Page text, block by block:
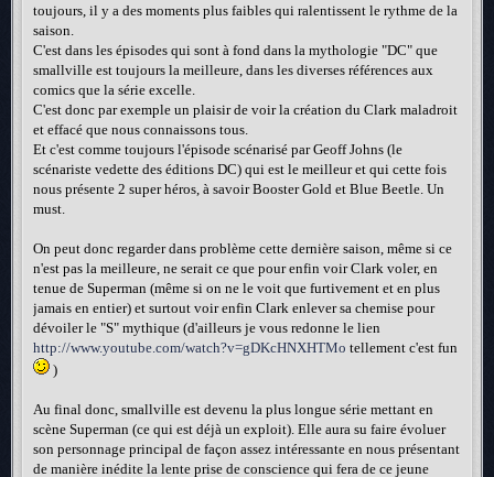
toujours, il y a des moments plus faibles qui ralentissent le rythme de la
saison.
C'est dans les épisodes qui sont à fond dans la mythologie "DC" que
smallville est toujours la meilleure, dans les diverses références aux
comics que la série excelle.
C'est donc par exemple un plaisir de voir la création du Clark maladroit
et effacé que nous connaissons tous.
Et c'est comme toujours l'épisode scénarisé par Geoff Johns (le
scénariste vedette des éditions DC) qui est le meilleur et qui cette fois
nous présente 2 super héros, à savoir Booster Gold et Blue Beetle. Un
must.
On peut donc regarder dans problème cette dernière saison, même si ce
n'est pas la meilleure, ne serait ce que pour enfin voir Clark voler, en
tenue de Superman (même si on ne le voit que furtivement et en plus
jamais en entier) et surtout voir enfin Clark enlever sa chemise pour
dévoiler le "S" mythique (d'ailleurs je vous redonne le lien
http://www.youtube.com/watch?v=gDKcHNXHTMo tellement c'est fun
)
Au final donc, smallville est devenu la plus longue série mettant en
scène Superman (ce qui est déjà un exploit). Elle aura su faire évoluer
son personnage principal de façon assez intéressante en nous présentant
de manière inédite la lente prise de conscience qui fera de ce jeune